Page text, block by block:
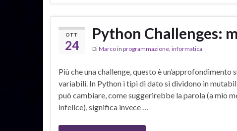
OTT
24
Python Challenges:
DiMarcoin programmazione, informatica
Più che una challenge, questo è
variabili. In Python i tipi di dato si dividono in
può cambiare, come suggerirebbe la parola (a mio
infelice), significa invece …